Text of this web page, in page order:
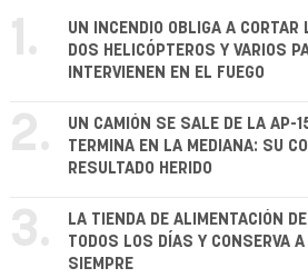
1.
UN INCENDIO OBLIGA A
DOS HELICÓPTEROS Y VARIOS
INTERVIENEN EN EL FUEGO
2.
UN CAMIÓN SE SALE DE LA AP-
TERMINA EN LA MEDIANA: SU
RESULTADO HERIDO
3.
LA TIENDA DE ALIMENTACIÓN
TODOS LOS DÍAS Y CONSERVA
SIEMPRE